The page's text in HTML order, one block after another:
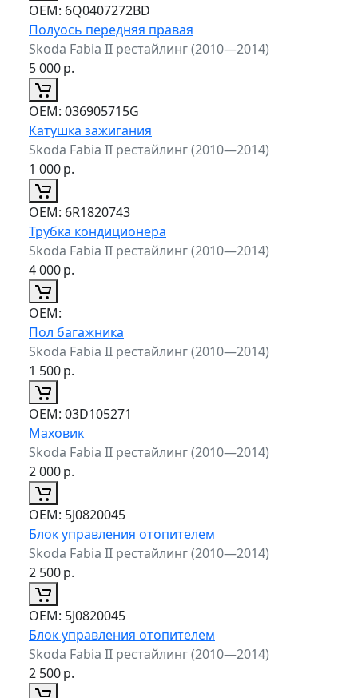
ОЕМ: 6Q0407272BD
Полуось передняя правая
Skoda Fabia II рестайлинг (2010—2014)
5 000р.
ОЕМ: 036905715G
Катушка зажигания
Skoda Fabia II рестайлинг (2010—2014)
1 000р.
ОЕМ: 6R1820743
Трубка кондиционера
Skoda Fabia II рестайлинг (2010—2014)
4 000р.
ОЕМ:
Пол багажника
Skoda Fabia II рестайлинг (2010—2014)
1 500р.
ОЕМ: 03D105271
Маховик
Skoda Fabia II рестайлинг (2010—2014)
2 000р.
ОЕМ: 5J0820045
Блок управления отопителем
Skoda Fabia II рестайлинг (2010—2014)
2 500р.
ОЕМ: 5J0820045
Блок управления отопителем
Skoda Fabia II рестайлинг (2010—2014)
2 500р.